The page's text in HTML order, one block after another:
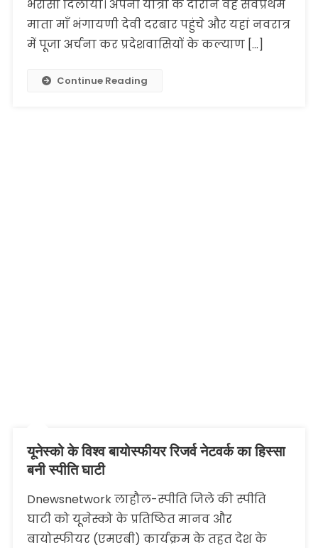
भरोसा दिलाया। अपनी यात्रा के दौरान वह सर्वप्रथम
माता माँ भंगायणी देवी दरबार पहुंचे और यहां नवरात्र
में पूजा अर्चना कर प्रदेशवासियों के कल्याण […]
Continue Reading
यूनेस्को के विश्व बायोस्फीयर रिजर्व नेटवर्क का हिस्सा
बनी स्पीति घाटी
Dnewsnetwork लाहौल-स्पीति जिले की स्पीति
घाटी को यूनेस्को के प्रतिष्ठित मानव और
बायोस्फीयर (एमएबी) कार्यक्रम के तहत देश के